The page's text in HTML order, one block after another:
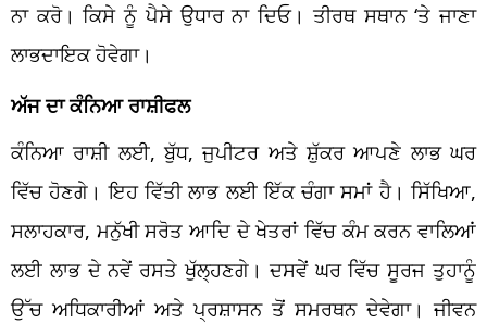
ਨਾ ਕਰੋ। ਕਿਸੇ ਨੂੰ ਪੈਸੇ ਉਧਾਰ ਨਾ ਦਿਓ। ਤੀਰਥ ਸਥਾਨ ‘ਤੇ ਜਾਣਾ
ਲਾਭਦਾਇਕ ਹੋਵੇਗਾ।
ਅੱਜ ਦਾ ਕੰਨਿਆ ਰਾਸ਼ੀਫਲ
ਕੰਨਿਆ ਰਾਸ਼ੀ ਲਈ, ਬੁੱਧ, ਜੁਪੀਟਰ ਅਤੇ ਸ਼ੁੱਕਰ ਆਪਣੇ ਲਾਭ ਘਰ
ਵਿੱਚ ਹੋਣਗੇ। ਇਹ ਵਿੱਤੀ ਲਾਭ ਲਈ ਇੱਕ ਚੰਗਾ ਸਮਾਂ ਹੈ। ਸਿੱਖਿਆ,
ਸਲਾਹਕਾਰ, ਮਨੁੱਖੀ ਸਰੋਤ ਆਦਿ ਦੇ ਖੇਤਰਾਂ ਵਿੱਚ ਕੰਮ ਕਰਨ ਵਾਲਿਆਂ
ਲਈ ਲਾਭ ਦੇ ਨਵੇਂ ਰਸਤੇ ਖੁੱਲ੍ਹਣਗੇ। ਦਸਵੇਂ ਘਰ ਵਿੱਚ ਸੂਰਜ ਤੁਹਾਨੂੰ
ਉੱਚ ਅਧਿਕਾਰੀਆਂ ਅਤੇ ਪ੍ਰਸ਼ਾਸਨ ਤੋਂ ਸਮਰਥਨ ਦੇਵੇਗਾ। ਜੀਵਨ